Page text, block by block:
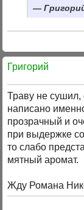
Григорий
Траву не сушил,
написано
прозрачный и
при выдержке
то слабо
мятный аромат.
Жду Романа